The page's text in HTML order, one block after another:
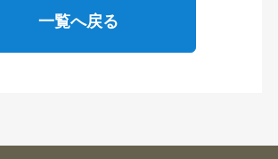
一覧へ戻る